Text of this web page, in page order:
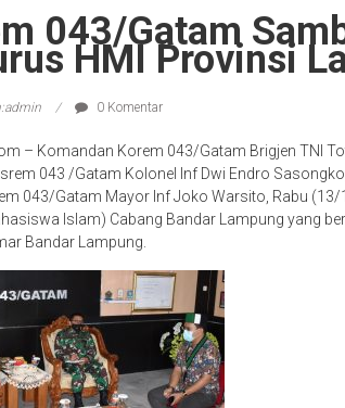
043/Gatam
HMI Provinsi
0 Komentar
– Komandan Korem 043/Gatam Brigjen TNI
043 /Gatam Kolonel Inf Dwi Endro
043/Gatam Mayor Inf Joko Warsito, Rabu
Islam) Cabang Bandar Lampung yang
Bandar Lampung.